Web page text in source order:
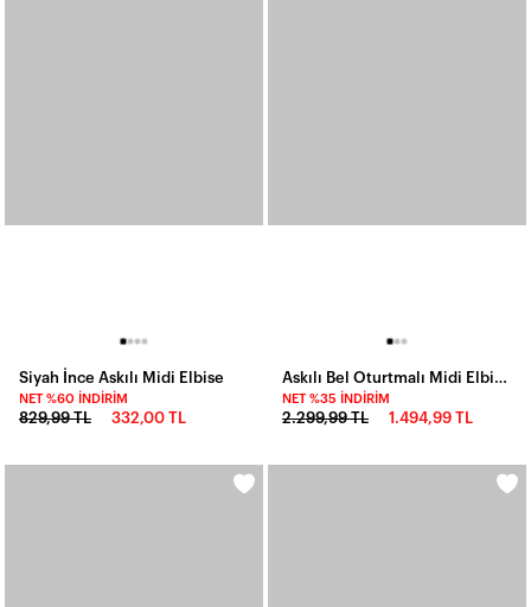
Siyah İnce Askılı Midi Elbise
NET %60 İNDIRIM
829,99 TL 332,00 TL
NET %35 İNDIRIM
2.299,99 TL 1.494,99 TL